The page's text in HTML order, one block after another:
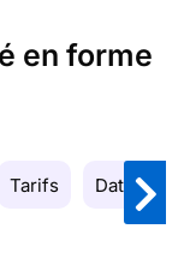
en forme
Tarifs Date de